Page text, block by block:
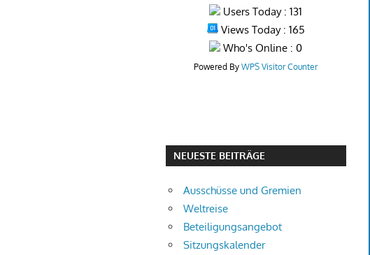
Users Today : 131
Views Today : 165
Who's Online : 0
Powered ByWPS Visitor Counter
NEUESTE BEITRÄGE
Ausschüsse und Gremien
Weltreise
Beteiligungsangebot
Sitzungskalender